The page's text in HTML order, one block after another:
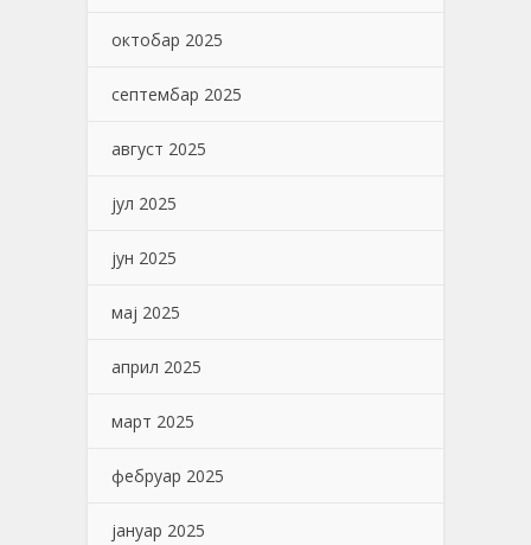
октобар 2025
септембар 2025
август 2025
јул 2025
јун 2025
мај 2025
април 2025
март 2025
фебруар 2025
јануар 2025